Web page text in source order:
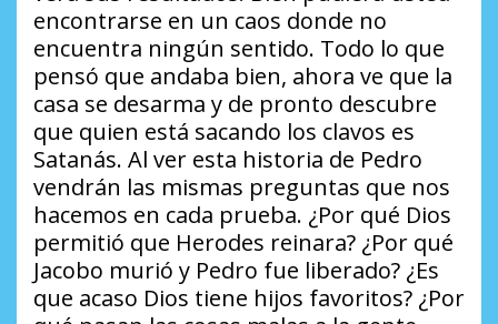
encontrarse en un caos donde no
encuentra ningún sentido. Todo lo que
pensó que andaba bien, ahora ve que la
casa se desarma y de pronto descubre
que quien está sacando los clavos es
Satanás. Al ver esta historia de Pedro
vendrán las mismas preguntas que nos
hacemos en cada prueba. ¿Por qué Dios
permitió que Herodes reinara? ¿Por qué
Jacobo murió y Pedro fue liberado? ¿Es
que acaso Dios tiene hijos favoritos? ¿Por